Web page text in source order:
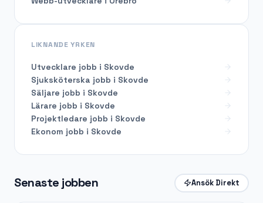
Senaste jobben Ansök Direkt
LIKNANDE YRKEN
Utvecklare jobb i Skovde
Sjuksköterska jobb i Skovde
Säljare jobb i Skovde
Lärare jobb i Skovde
Projektledare jobb i Skovde
Ekonom jobb i Skovde